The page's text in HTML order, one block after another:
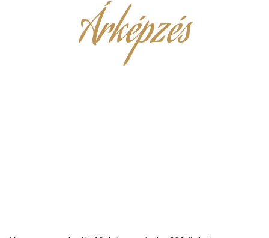
Árképzés